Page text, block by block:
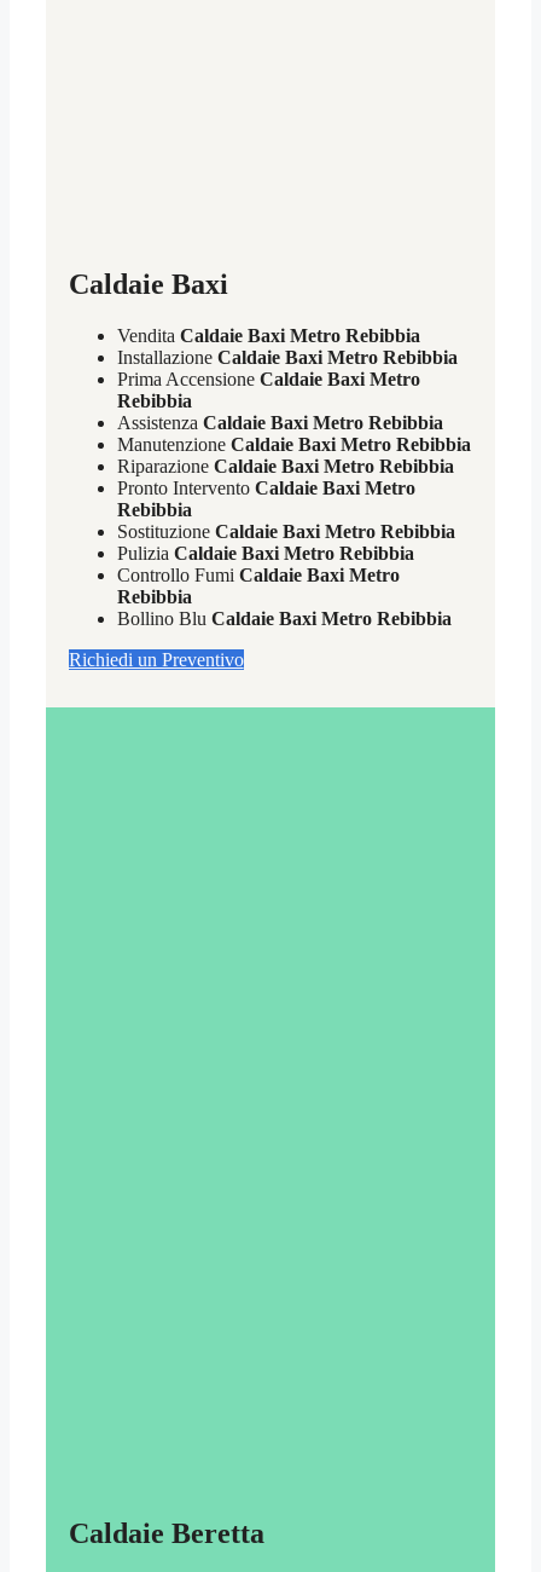
Caldaie Baxi
Vendita Caldaie Baxi Metro Rebibbia
Installazione Caldaie Baxi Metro Rebibbia
Prima Accensione Caldaie Baxi Metro
Rebibbia
Assistenza Caldaie Baxi Metro Rebibbia
Manutenzione Caldaie Baxi Metro Rebibbia
Riparazione Caldaie Baxi Metro Rebibbia
Pronto Intervento Caldaie Baxi Metro
Rebibbia
Sostituzione Caldaie Baxi Metro Rebibbia
Pulizia Caldaie Baxi Metro Rebibbia
Controllo Fumi Caldaie Baxi Metro
Rebibbia
Bollino Blu Caldaie Baxi Metro Rebibbia
Richiedi un Preventivo
Caldaie Beretta